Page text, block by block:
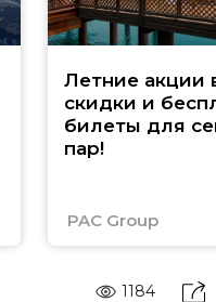
Летние акции
скидки и
билеты для
пар!
PAC Group
1184